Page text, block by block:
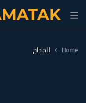
Home المداح